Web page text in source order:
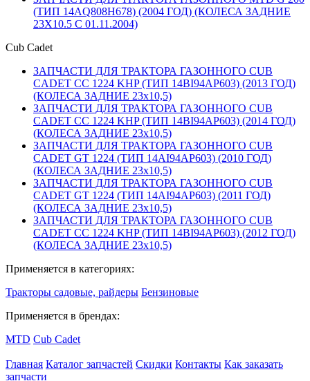
(ТИП 14AQ808H678) (2004 ГОД) (КОЛЕСА ЗАДНИЕ
23X10.5 С 01.11.2004)
Cub Cadet
ЗАПЧАСТИ ДЛЯ ТРАКТОРА ГАЗОННОГО CUB
CADET CC 1224 KHP (ТИП 14BI94AP603) (2013 ГОД)
(КОЛЕСА ЗАДНИЕ 23х10,5)
ЗАПЧАСТИ ДЛЯ ТРАКТОРА ГАЗОННОГО CUB
CADET CC 1224 KHP (ТИП 14BI94AP603) (2014 ГОД)
(КОЛЕСА ЗАДНИЕ 23х10,5)
ЗАПЧАСТИ ДЛЯ ТРАКТОРА ГАЗОННОГО CUB
CADET GT 1224 (ТИП 14AI94AP603) (2010 ГОД)
(КОЛЕСА ЗАДНИЕ 23х10,5)
ЗАПЧАСТИ ДЛЯ ТРАКТОРА ГАЗОННОГО CUB
CADET GT 1224 (ТИП 14AI94AP603) (2011 ГОД)
(КОЛЕСА ЗАДНИЕ 23х10,5)
ЗАПЧАСТИ ДЛЯ ТРАКТОРА ГАЗОННОГО CUB
CADET CC 1224 KHP (ТИП 14BI94AP603) (2012 ГОД)
(КОЛЕСА ЗАДНИЕ 23х10,5)
Применяется в категориях:
Тракторы садовые, райдеры Бензиновые
Применяется в брендах:
MTD Cub Cadet
Главная Каталог запчастей Скидки Контакты Как заказать
запчасти